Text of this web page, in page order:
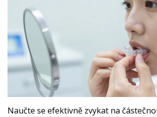
Naučte se efektivně zvykat na